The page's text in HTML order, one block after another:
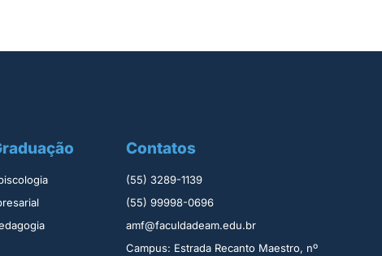
Contatos
(55) 3289-1139
(55) 99998-0696
amf@faculdadeam.edu.br
Campus: Estrada Recanto Maestro, nº